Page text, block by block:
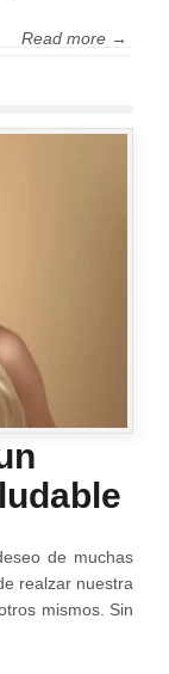
Read more →
de muchas
realzar nuestra
mismos. Sin